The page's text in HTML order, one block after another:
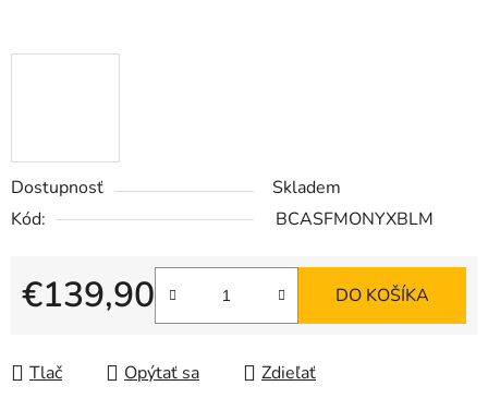
Dostupnosť
Skladem
Kód:
BCASFMONYXBLM
€139,90 DO KOŠÍKA
Tlač Opýtať sa Zdieľať